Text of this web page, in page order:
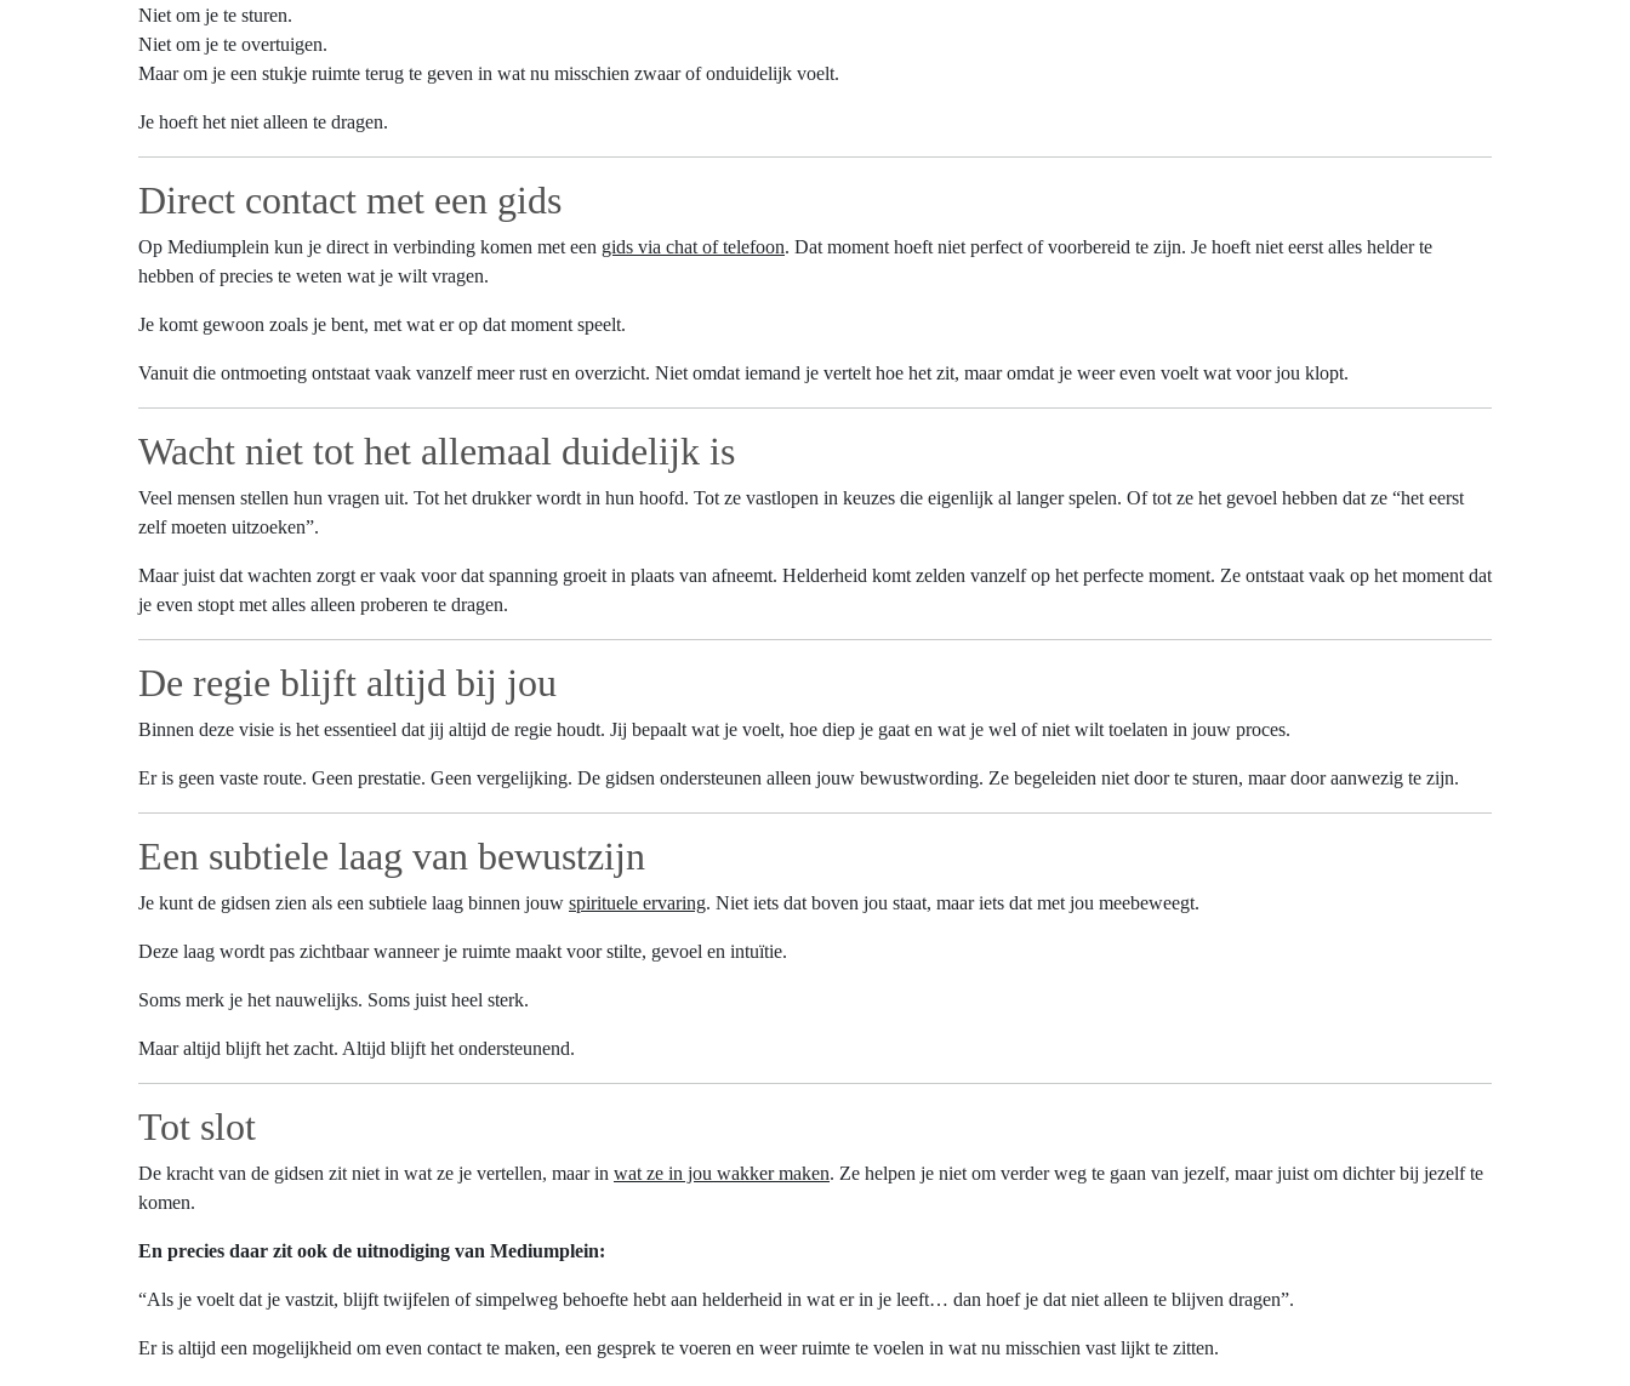
Niet om je te sturen.
Niet om je te overtuigen.
Maar om je een stukje ruimte terug te geven in wat nu misschien zwaar of onduidelijk voelt.
Je hoeft het niet alleen te dragen.
Direct contact met een gids
Op Mediumplein kun je direct in verbinding komen met een gids via chat of telefoon. Dat moment hoeft niet perfect of voorbereid te zijn. Je hoeft niet eerst alles helder te
hebben of precies te weten wat je wilt vragen.
Je komt gewoon zoals je bent, met wat er op dat moment speelt.
Vanuit die ontmoeting ontstaat vaak vanzelf meer rust en overzicht. Niet omdat iemand je vertelt hoe het zit, maar omdat je weer even voelt wat voor jou klopt.
Wacht niet tot het allemaal duidelijk is
Veel mensen stellen hun vragen uit. Tot het drukker wordt in hun hoofd. Tot ze vastlopen in keuzes die eigenlijk al langer spelen. Of tot ze het gevoel hebben dat ze “het eerst
zelf moeten uitzoeken”.
Maar juist dat wachten zorgt er vaak voor dat spanning groeit in plaats van afneemt. Helderheid komt zelden vanzelf op het perfecte moment. Ze ontstaat vaak op het moment dat
je even stopt met alles alleen proberen te dragen.
De regie blijft altijd bij jou
Binnen deze visie is het essentieel dat jij altijd de regie houdt. Jij bepaalt wat je voelt, hoe diep je gaat en wat je wel of niet wilt toelaten in jouw proces.
Er is geen vaste route. Geen prestatie. Geen vergelijking. De gidsen ondersteunen alleen jouw bewustwording. Ze begeleiden niet door te sturen, maar door aanwezig te zijn.
Een subtiele laag van bewustzijn
Je kunt de gidsen zien als een subtiele laag binnen jouw spirituele ervaring. Niet iets dat boven jou staat, maar iets dat met jou meebeweegt.
Deze laag wordt pas zichtbaar wanneer je ruimte maakt voor stilte, gevoel en intuïtie.
Soms merk je het nauwelijks. Soms juist heel sterk.
Maar altijd blijft het zacht. Altijd blijft het ondersteunend.
Tot slot
De kracht van de gidsen zit niet in wat ze je vertellen, maar in wat ze in jou wakker maken. Ze helpen je niet om verder weg te gaan van jezelf, maar juist om dichter bij jezelf te
komen.
En precies daar zit ook de uitnodiging van Mediumplein:
“Als je voelt dat je vastzit, blijft twijfelen of simpelweg behoefte hebt aan helderheid in wat er in je leeft… dan hoef je dat niet alleen te blijven dragen”.
Er is altijd een mogelijkheid om even contact te maken, een gesprek te voeren en weer ruimte te voelen in wat nu misschien vast lijkt te zitten.